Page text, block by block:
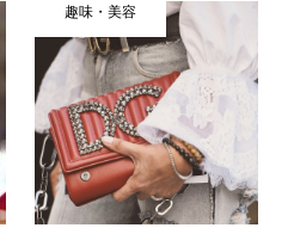
趣味・美容